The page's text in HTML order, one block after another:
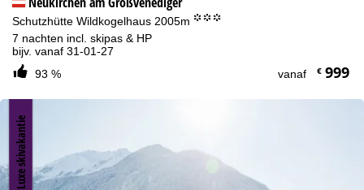
Schutzhütte Wildkogelhaus 2005m °°°
7 nachten incl. skipas & HP
bijv. vanaf 31-01-27
93 %
vanaf €999
Luxe skivakantie